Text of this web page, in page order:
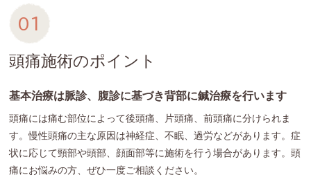
01
頭痛施術のポイント
基本治療は脈診、腹診に基づき背部に鍼治療を行います
頭痛には痛む部位によって後頭痛、片頭痛、前頭痛に分けられま
す。慢性頭痛の主な原因は神経症、不眠、過労などがあります。症
状に応じて頸部や頭部、顔面部等に施術を行う場合があります。頭
痛にお悩みの方、ぜひ一度ご相談ください。